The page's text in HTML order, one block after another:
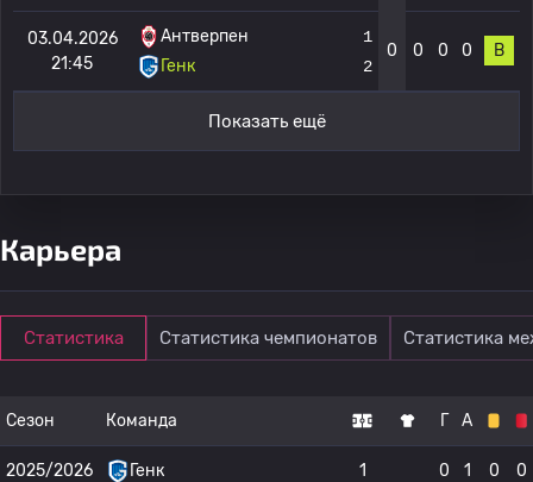
03.04.2026
21:45
Антверпен
Генк
1
2
0 0 0 0 В
Показать ещё
Карьера
Статистика Статистика чемпионатов Статистика
Сезон Команда Г А
2025/2026 Генк 1 0 1 0 0